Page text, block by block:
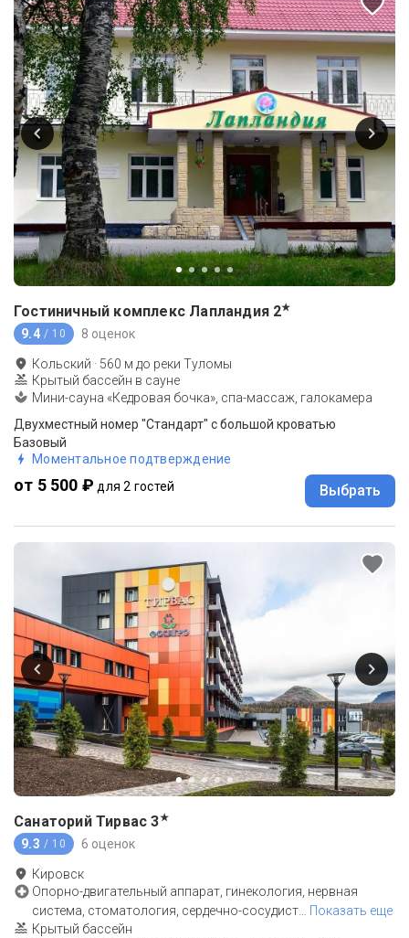
Гостиничный комплекс Лапландия 2★
9.4 / 10 8 оценок
Кольский · 560 м до реки Туломы
Крытый бассейн в сауне
Мини-сауна «Кедровая бочка», спа-массаж, галокамера
Двухместный номер "Стандарт" с большой кроватью
Базовый
Моментальное подтверждение
от 5 500 ₽ для 2 гостей Выбрать
Санаторий Тирвас 3★
9.3 / 10 6 оценок
Кировск
Опорно-двигательный аппарат, гинекология, нервная
система, стоматология, сердечно-сосудист… Показать еще
Крытый бассейн